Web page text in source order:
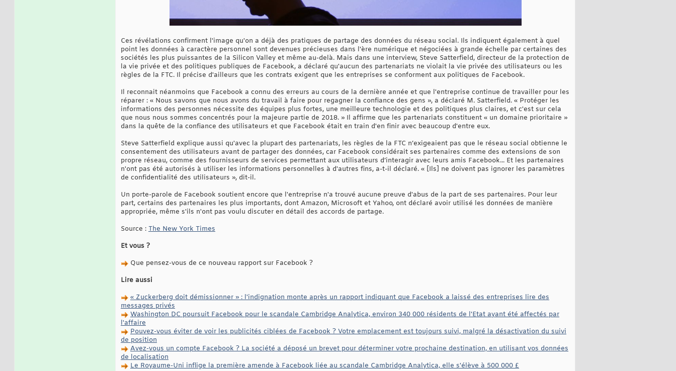
Ces révélations confirment l'image qu'on a déjà des pratiques de partage des données du réseau social. Ils indiquent également à quel
point les données à caractère personnel sont devenues précieuses dans l'ère numérique et négociées à grande échelle par certaines des
sociétés les plus puissantes de la Silicon Valley et même au-delà. Mais dans une interview, Steve Satterfield, directeur de la protection de
la vie privée et des politiques publiques de Facebook, a déclaré qu'aucun des partenariats ne violait la vie privée des utilisateurs ou les
règles de la FTC. Il précise d'ailleurs que les contrats exigent que les entreprises se conforment aux politiques de Facebook.
Il reconnait néanmoins que Facebook a connu des erreurs au cours de la dernière année et que l'entreprise continue de travailler pour les
réparer : « Nous savons que nous avons du travail à faire pour regagner la confiance des gens », a déclaré M. Satterfield. « Protéger les
informations des personnes nécessite des équipes plus fortes, une meilleure technologie et des politiques plus claires, et c'est sur cela
que nous nous sommes concentrés pour la majeure partie de 2018. » Il affirme que les partenariats constituent « un domaine prioritaire »
dans la quête de la confiance des utilisateurs et que Facebook était en train d'en finir avec beaucoup d'entre eux.
Steve Satterfield explique aussi qu'avec la plupart des partenariats, les règles de la FTC n’exigeaient pas que le réseau social obtienne le
consentement des utilisateurs avant de partager des données, car Facebook considérait ses partenaires comme des extensions de son
propre réseau, comme des fournisseurs de services permettant aux utilisateurs d’interagir avec leurs amis Facebook... Et les partenaires
n'ont pas été autorisés à utiliser les informations personnelles à d'autres fins, a-t-il déclaré. « [Ils] ne doivent pas ignorer les paramètres
de confidentialité des utilisateurs », dit-il.
Un porte-parole de Facebook soutient encore que l'entreprise n'a trouvé aucune preuve d'abus de la part de ses partenaires. Pour leur
part, certains des partenaires les plus importants, dont Amazon, Microsoft et Yahoo, ont déclaré avoir utilisé les données de manière
appropriée, même s'ils n'ont pas voulu discuter en détail des accords de partage.
Source : The New York Times
Et vous ?
Que pensez-vous de ce nouveau rapport sur Facebook ?
Lire aussi
« Zuckerberg doit démissionner » : l'indignation monte après un rapport indiquant que Facebook a laissé des entreprises lire des
messages privés
Washington DC poursuit Facebook pour le scandale Cambridge Analytica, environ 340 000 résidents de l'Etat ayant été affectés par
l'affaire
Pouvez-vous éviter de voir les publicités ciblées de Facebook ? Votre emplacement est toujours suivi, malgré la désactivation du suivi
de position
Avez-vous un compte Facebook ? La société a déposé un brevet pour déterminer votre prochaine destination, en utilisant vos données
de localisation
Le Royaume-Uni inflige la première amende à Facebook liée au scandale Cambridge Analytica, elle s'élève à 500 000 £